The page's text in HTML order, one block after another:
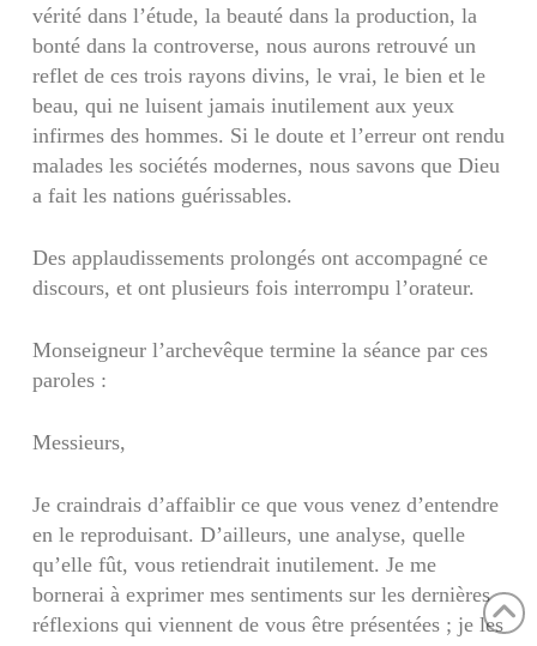
vérité dans l’étude, la beauté dans la production, la
bonté dans la con­troverse, nous aurons retrouvé un
reflet de ces trois rayons divins, le vrai, le bien et le
beau, qui ne luisent jamais inutilement aux yeux
infirmes des hommes. Si le doute et l’erreur ont rendu
ma­lades les sociétés modernes, nous savons que Dieu
a fait les nations guérissables.
Des applaudissements prolongés ont accompa­gné ce
discours, et ont plusieurs fois interrompu l’orateur.
Monseigneur l’archevêque termine la séance par ces
paroles :
Messieurs,
Je craindrais d’affaiblir ce que vous venez d’en­tendre
en le reproduisant. D’ailleurs, une analyse, quelle
qu’elle fût, vous retiendrait inutilement. Je me
bornerai à exprimer mes sentiments sur les dernières
réflexions qui viennent de vous être pré­sentées ; je les